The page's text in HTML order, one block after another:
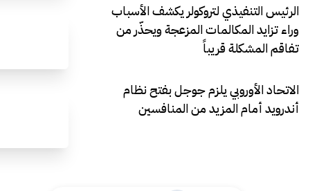
الرئيس التنفيذي لتروكولر يكشف الأسباب
وراء تزايد المكالمات المزعجة ويحذّر من
تفاقم المشكلة قريباً
الاتحاد الأوروبي يلزم جوجل بفتح نظام
أندرويد أمام المزيد من المنافسين